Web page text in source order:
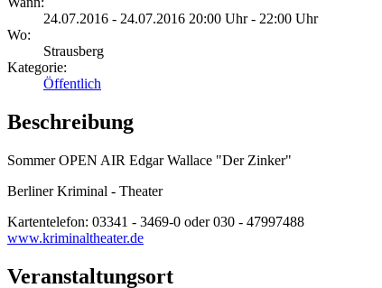
24.07.2016 - 24.07.2016 20:00 Uhr - 22:00 Uhr
Wo:
Strausberg
Kategorie:
Öffentlich
Beschreibung
Sommer OPEN AIR Edgar Wallace "Der Zinker"
Berliner Kriminal - Theater
Kartentelefon: 03341 - 3469-0 oder 030 - 47997488
www.kriminaltheater.de
Veranstaltungsort